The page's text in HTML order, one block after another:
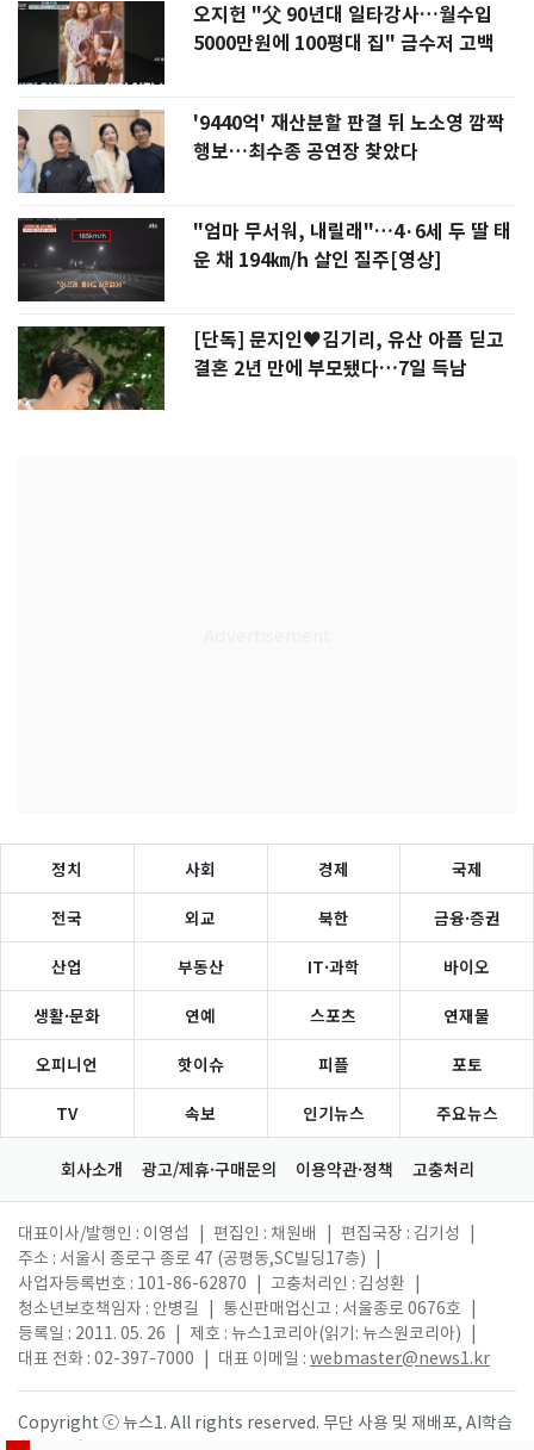
오지헌 "父 90년대 일타강사…월수입
5000만원에 100평대 집" 금수저 고백
'9440억' 재산분할 판결 뒤 노소영 깜짝
행보…최수종 공연장 찾았다
"엄마 무서워, 내릴래"…4·6세 두 딸 태
운 채 194㎞/h 살인 질주[영상]
[단독] 문지인♥김기리, 유산 아픔 딛고
결혼 2년 만에 부모됐다…7일 득남
정치 사회 경제 국제
전국 외교 북한 금융·증권
산업 부동산 IT·과학 바이오
생활·문화 연예 스포츠 연재물
오피니언 핫이슈 피플 포토
TV 속보 인기뉴스 주요뉴스
회사소개 광고/제휴·구매문의 이용약관·정책 고충처리
대표이사/발행인 : 이영섭 편집인 : 채원배 편집국장 : 김기성
주소 : 서울시 종로구 종로 47 (공평동,SC빌딩17층)
사업자등록번호 : 101-86-62870
고충처리인 : 김성환
청소년보호책임자 : 안병길
통신판매업신고 : 서울종로 0676호
등록일 : 2011. 05. 26
제호 : 뉴스1코리아(읽기: 뉴스원코리아)
대표 전화 : 02-397-7000
대표 이메일 : webmaster@news1.kr
Copyright ⓒ 뉴스1. All rights reserved. 무단 사용 및 재배포, AI학습